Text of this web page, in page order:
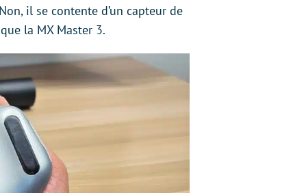
il se contente d’un capteur de
la MX Master 3.